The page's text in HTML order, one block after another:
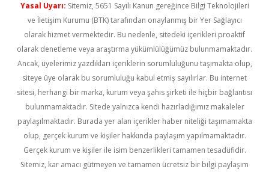
Yasal Uyarı: Sitemiz, 5651 Sayılı Kanun gereğince Bilgi Teknolojileri
ve İletişim Kurumu (BTK) tarafından onaylanmış bir Yer Sağlayıcı
olarak hizmet vermektedir. Bu nedenle, sitedeki içerikleri proaktif
olarak denetleme veya araştırma yükümlülüğümüz bulunmamaktadır.
Ancak, üyelerimiz yazdıkları içeriklerin sorumluluğunu taşımakta olup,
siteye üye olarak bu sorumluluğu kabul etmiş sayılırlar. Bu internet
sitesi, herhangi bir marka, kurum veya şahıs şirketi ile hiçbir bağlantısı
bulunmamaktadır. Sitede yalnızca kendi hazırladığımız makaleler
paylaşılmaktadır. Burada yer alan içerikler haber niteliği taşımamakta
olup, gerçek kurum ve kişiler hakkında paylaşım yapılmamaktadır.
Gerçek kurum ve kişiler ile isim benzerlikleri tamamen tesadüfidir.
Sitemiz, kar amacı gütmeyen ve tamamen ücretsiz bir bilgi paylaşım